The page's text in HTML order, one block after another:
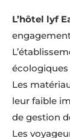
L’hôtel lyf
Les
leur faible
de gestion
Les